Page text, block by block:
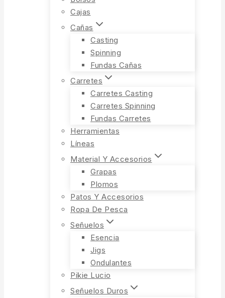
Cajas
Cañas
Casting
Spinning
Fundas Cañas
Carretes
Carretes Casting
Carretes Spinning
Fundas Carretes
Herramientas
Líneas
Material Y Accesorios
Grapas
Plomos
Patos Y Accesorios
Ropa De Pesca
Señuelos
Esencia
Jigs
Ondulantes
Pikie Lucio
Señuelos Duros